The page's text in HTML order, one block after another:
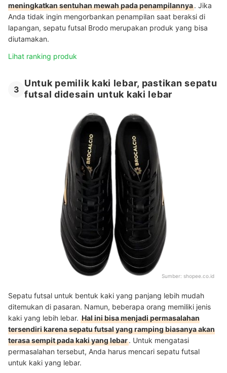
meningkatkan sentuhan mewah pada penampilannya. Jika
Anda tidak ingin mengorbankan penampilan saat beraksi di
lapangan, sepatu futsal Brodo merupakan produk yang bisa
diutamakan.
Lihat ranking produk
3
Untuk pemilik kaki lebar, pastikan sepatu
futsal didesain untuk kaki lebar
Sumber: shopee.co.id
Sepatu futsal untuk bentuk kaki yang panjang lebih mudah
ditemukan di pasaran. Namun, beberapa orang memiliki jenis
kaki yang lebih lebar. Hal ini bisa menjadi permasalahan
tersendiri karena sepatu futsal yang ramping biasanya akan
terasa sempit pada kaki yang lebar. Untuk mengatasi
permasalahan tersebut, Anda harus mencari sepatu futsal
untuk kaki yang lebar.